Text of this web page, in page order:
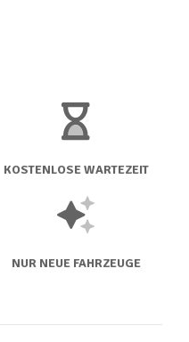
KOSTENLOSE WARTEZEIT
NUR NEUE FAHRZEUGE